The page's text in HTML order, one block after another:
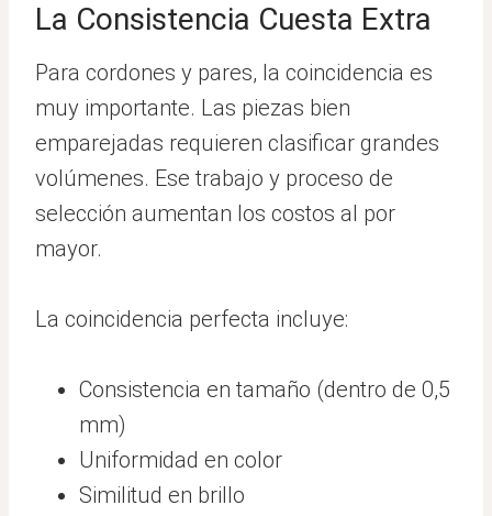
La Consistencia Cuesta Extra
Para cordones y pares, la coincidencia es
muy importante. Las piezas bien
emparejadas requieren clasificar grandes
volúmenes. Ese trabajo y proceso de
selección aumentan los costos al por
mayor.
La coincidencia perfecta incluye:
Consistencia en tamaño (dentro de 0,5
mm)
Uniformidad en color
Similitud en brillo